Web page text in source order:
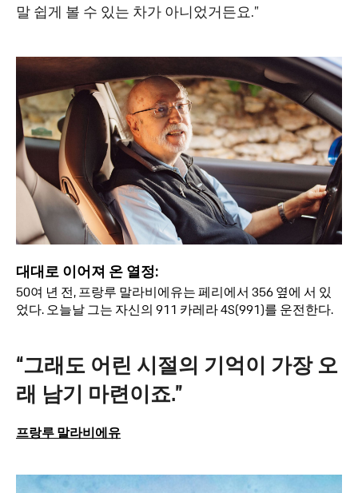
말 쉽게 볼 수 있는 차가 아니었거든요.”
대대로 이어져 온 열정:
50여 년 전, 프랑루 말라비에유는 페리에서 356 옆에 서 있
었다. 오늘날 그는 자신의 911 카레라 4S(991)를 운전한다.
“그래도 어린 시절의 기억이 가장 오
래 남기 마련이죠.”
프랑루 말라비에유